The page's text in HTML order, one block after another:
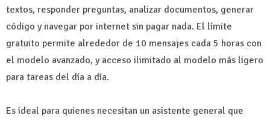
textos, responder preguntas, analizar documentos, generar
código y navegar por internet sin pagar nada. El límite
gratuito permite alrededor de 10 mensajes cada 5 horas con
el modelo avanzado, y acceso ilimitado al modelo más ligero
para tareas del día a día.
Es ideal para quienes necesitan un asistente general que